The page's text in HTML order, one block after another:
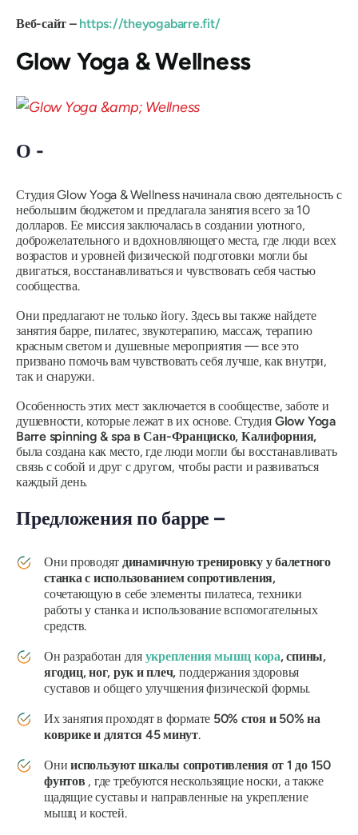
Веб-сайт –https://theyogabarre.fit/
Glow Yoga & Wellness
О -
Студия Glow Yoga & Wellness начинала свою деятельность с
небольшим бюджетом и предлагала занятия всего за 10
долларов. Ее миссия заключалась в создании уютного,
доброжелательного и вдохновляющего места, где люди всех
возрастов и уровней физической подготовки могли бы
двигаться, восстанавливаться и чувствовать себя частью
сообщества.
Они предлагают не только йогу. Здесь вы также найдете
занятия барре, пилатес, звукотерапию, массаж, терапию
красным светом и душевные мероприятия — все это
призвано помочь вам чувствовать себя лучше, как внутри,
так и снаружи.
Особенность этих мест заключается в сообществе, заботе и
душевности, которые лежат в их основе. Студия Glow Yoga
Barre spinning & spa в Сан-Франциско, Калифорния,
была создана как место, где люди могли бы восстанавливать
связь с собой и друг с другом, чтобы расти и развиваться
каждый день.
Предложения по барре –
Они проводят динамичную тренировку у балетного
станка с использованием сопротивления,
сочетающую в себе элементы пилатеса, техники
работы у станка и использование вспомогательных
средств.
Он разработан для укрепления мышц кора, спины,
ягодиц, ног, рук и плеч,поддержания здоровья
суставов и общего улучшения физической формы.
Их занятия проходят в формате 50% стоя и 50% на
коврике и длятся 45 минут.
Онииспользуют шкалы сопротивления от 1 до 150
фунтов , где требуются нескользящие носки, а также
щадящие суставы и направленные на укрепление
мышц и костей.